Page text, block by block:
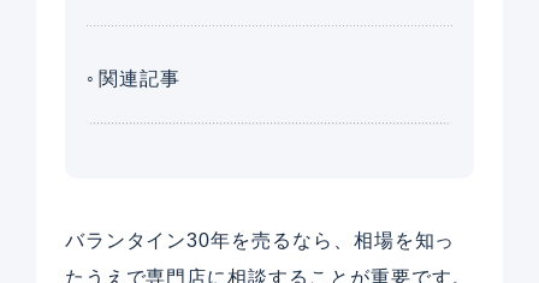
関連記事
バランタイン30年を売るなら、相場を知っ
たうえで専門店に相談することが重要です。